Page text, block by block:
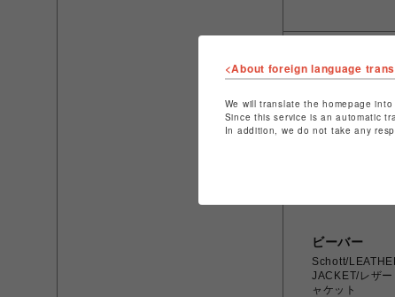
ビーバー
Schott/
JACKET/レザー
ャケット
<About foreign language
We will translate the homepage
Since this service is an automatic
In addition, we do not take any